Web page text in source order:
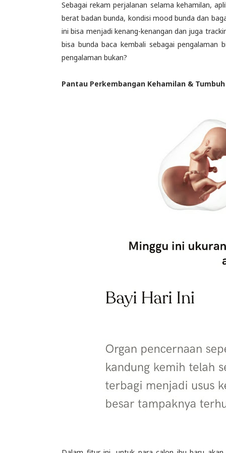
Sebagai rekam perjalanan selama kehamilan,
berat badan bunda, kondisi mood bunda dan
ini bisa menjadi kenang-kenangan dan juga
bisa bunda baca kembali sebagai pengalaman
pengalaman bukan?
Pantau Perkembangan Kehamilan &